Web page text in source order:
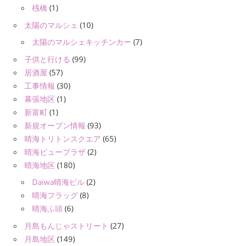
桟橋 (1)
太陽のマルシェ (10)
太陽のマルシェキッチンカー (7)
子供と行ける (99)
居酒屋 (57)
工事情報 (30)
幕張地区 (1)
新富町 (1)
新規オープン情報 (93)
晴海トリトンスクエア (65)
晴海ビュープラザ (2)
晴海地区 (180)
Daiwa晴海ビル (2)
晴海フラッグ (8)
晴海ふ頭 (6)
月島もんじゃストリート (27)
月島地区 (149)